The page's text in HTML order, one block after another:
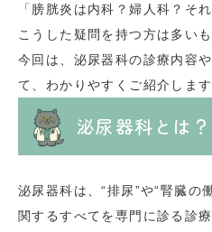
「膀胱炎は内科？婦人科？そ
こうした疑問を持つ方は多いも
今回は、泌尿器科の診療内容
て、わかりやすくご紹介します
泌尿器科とは？
泌尿器科は、“排尿”や“腎臓の
関するすべてを専門に診る診療